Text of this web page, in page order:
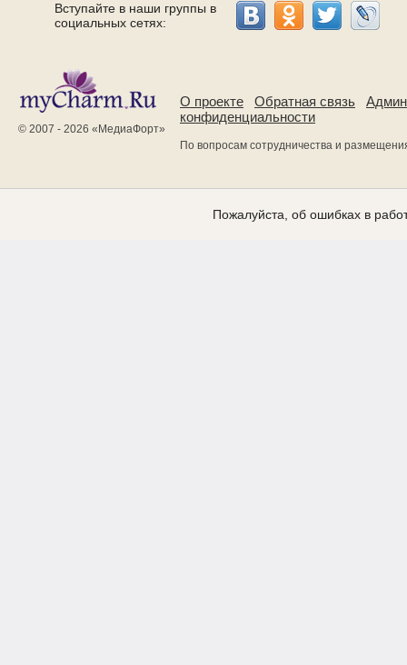
Вступайте в наши группы в
социальных сетях:
© 2007 - 2026 « МедиаФорт»
О проекте Обратная связь
конфиденциальности
По вопросам сотрудничества и
Пожалуйста, об ошибках в